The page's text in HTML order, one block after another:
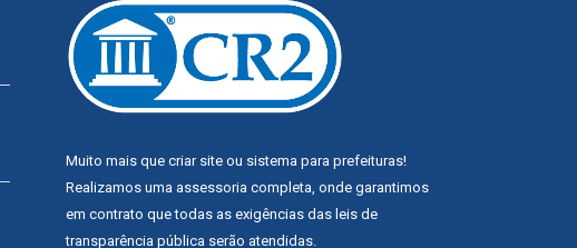
Muito mais que criar site ou sistema para prefeituras!
Realizamos uma assessoria completa, onde garantimos
em contrato que todas as exigências das leis de
transparência pública serão atendidas.